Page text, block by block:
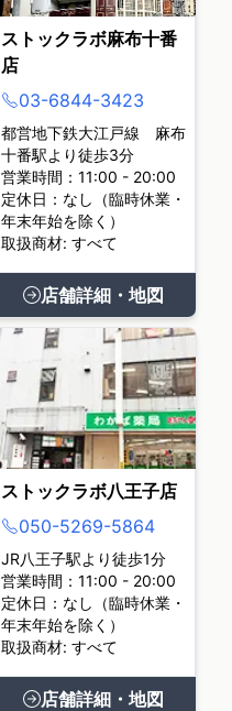
ストックラボ麻布十番
店
03-6844-3423
都営地下鉄大江戸線 麻布
十番駅より徒歩3分
営業時間：11:00 - 20:00
定休日：なし（臨時休業・
年末年始を除く）
取扱商材: すべて
店舗詳細・地図
ストックラボ八王子店
050-5269-5864
JR八王子駅より徒歩1分
営業時間：11:00 - 20:00
定休日：なし（臨時休業・
年末年始を除く）
取扱商材: すべて
店舗詳細・地図